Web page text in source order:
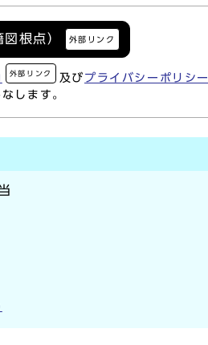
根点） 外部リンク
外部リンク 及び プライバシーポリシー
します。